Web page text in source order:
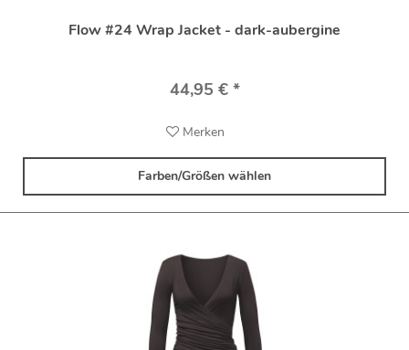
Flow #24 Wrap Jacket - dark-aubergine
44,95 € *
Merken
Farben/Größen wählen